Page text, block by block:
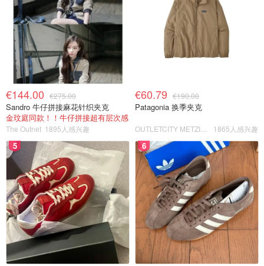
€144.00 €275.00
Sandro 牛仔拼接麻花针织夹克
金玟庭同款！！牛仔拼接超有层次感
The Outnet 1895人感兴趣
€60.79 €190.00
Patagonia 换季夹克
1865人感兴趣
5 6